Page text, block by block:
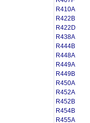
R410A
R422B
R422D
R438A
R444B
R448A
R449A
R449B
R450A
R452A
R452B
R454B
R455A